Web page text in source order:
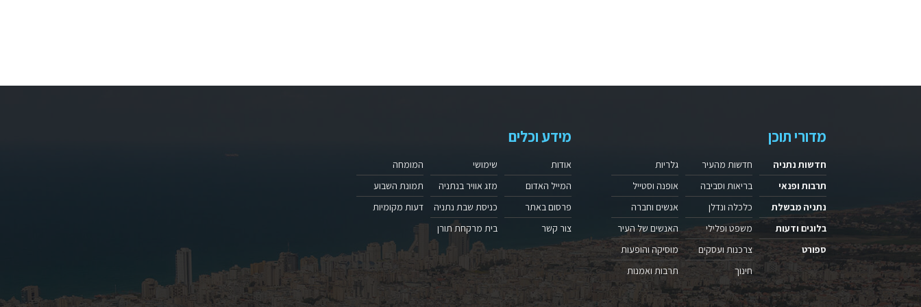
מדורי תוכן
חדשות נתניה
תרבות ופנאי
נתניה מבשלת
בלוגים ודעות
ספורט
חדשות מהעיר
בריאות וסביבה
כלכלה ונדלן
משפט ופלילי
צרכנות ועסקים
חינוך
גלריות
אופנה וסטייל
אנשים וחברה
האנשים של העיר
מוסיקה והופעות
תרבות ואמנות
מידע וכלים
אודות
המייל האדום
פרסום באתר
צור קשר
שימושי
מזג אוויר בנתניה
כניסת שבת נתניה
בית מרקחת תורן
המומחה
תמונת השבוע
דעות מקומיות